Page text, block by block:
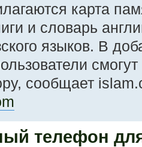
карта
и словарь
языков. В
сообщает
телефон